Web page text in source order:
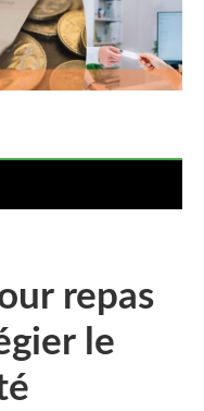
repas
le